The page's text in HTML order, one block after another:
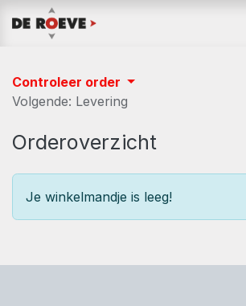
Overslaan naar inhoud
Controleer order
Volgende: Levering
Orderoverzicht
Je winkelmandje is leeg!